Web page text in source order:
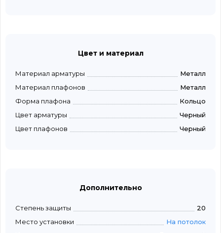
Цвет и материал
Материал арматуры
Металл
Материал плафонов
Металл
Форма плафона
Кольцо
Цвет арматуры
Черный
Цвет плафонов
Черный
Дополнительно
Степень защиты
20
Место установки
На потолок